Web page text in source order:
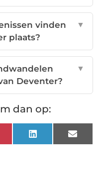
vinden
plaats?
▼
Deventer?
▼
dan op:
LinkedIn Email